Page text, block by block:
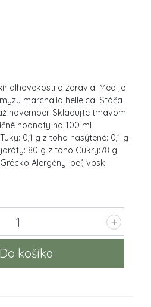
dlhovekosti a zdravia. Med je
marchalia helleica. Stáča
november. Skladujte tmavom
hodnoty na 100 ml
0,1 g z toho nasýtené: 0,1 g
80 g z toho Cukry:78 g
Alergény: peľ, vosk
Do košíka